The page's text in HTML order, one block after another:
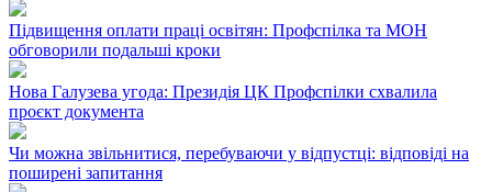
Підвищення оплати праці освітян: Профспілка та МОН
обговорили подальші кроки
Нова Галузева угода: Президія ЦК Профспілки схвалила
проєкт документа
Чи можна звільнитися, перебуваючи у відпустці: відповіді на
поширені запитання